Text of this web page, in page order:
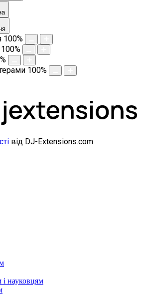
100%
100%
%
100%
від DJ-Extensions.com
і науковцям